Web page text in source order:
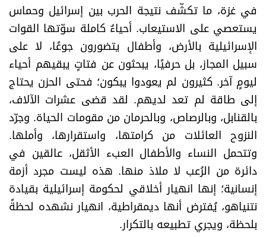
في غزة، ما تكشّف نتيجة الحرب بين إسرائيل وحماس
يستعصي على الاستيعاب. أحياءٌ كاملة سوّتها القوات
الإسرائيلية بالأرض، وأطفال يتضورون جوعًا، لا على
سبيل المجاز، بل حرفيًا، يبحثون عن فتاتٍ يبقيهم أحياء
ليومٍ آخر. كثيرون لم يعودوا يبكون؛ فحتى الحزن يحتاج
إلى طاقة لم تعد لديهم. لقد قضى عشرات الآلاف،
بالقنابل، وبالرصاص، وبالحرمان من مقومات الحياة. وجرّد
النزوح العائلات من كرامتها، واستقرارها، وأملها.
وتتحمل النساء والأطفال العبء الأثقل، عالقين في
دائرة من الرُعب لا ملاذ منها. هذه ليست مجرد أزمة
إنسانية؛ إنها انهيار أخلاقي لحكومة إسرائيلية بقيادة
نتنياهو، يُفترض أنها ديمقراطية، انهيار نشهده لحظةً
بلحظة، ويجري تطبيعه بالتكرار.